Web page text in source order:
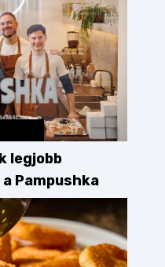
legjobb
Pampushka